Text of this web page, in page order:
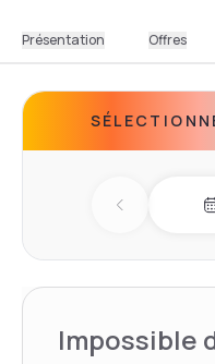
Présentation Offres
Previous
Impossible